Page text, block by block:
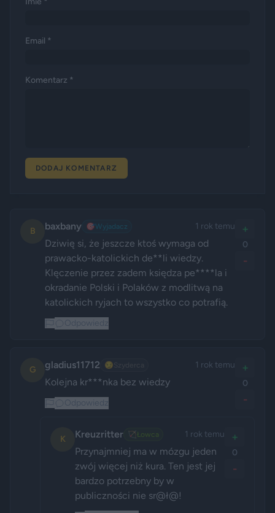
Email *
Komentarz *
DODAJ KOMENTARZ
B baxbany 🎯Wyjadacz 1 rok temu
Dziwię si, że jeszcze ktoś wymaga od
prawacko-katolickich de**li wiedzy.
Klęczenie przez zadem księdza pe****la i
okradanie Polski i Polaków z modlitwą na
katolickich ryjach to wszystko co potrafią.
+
0
-
G gladius11712 😏 1 rok temu
Kolejna kr***nka bez wiedzy
+
0
-
K Kreuzritter 🏹 Łowca 1 rok temu
Przynajmniej ma w mózgu jeden
zwój więcej niż kura. Ten jest jej
bardzo potrzebny by w
publiczności nie sr@ł@!
+
0
-